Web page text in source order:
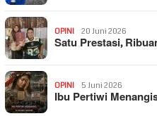
OPINI 20 Juni 2026
Satu Prestasi,
OPINI 5 Juni 2026
Ibu Pertiwi